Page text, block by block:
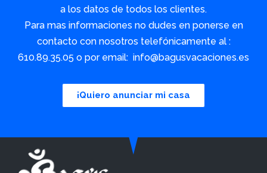
a los datos de todos los clientes.
Para mas informaciones no dudes en ponerse en
contacto con nosotros telefónicamente al :
610.89.35.05 o por email: info@bagusvacaciones.es
¡Quiero anunciar mi casa